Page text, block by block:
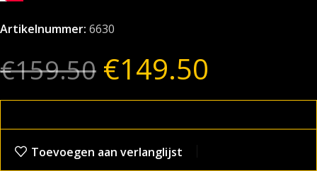
Artikelnummer: 6630
€159.50 €149.50
Toevoegen aan verlanglijst